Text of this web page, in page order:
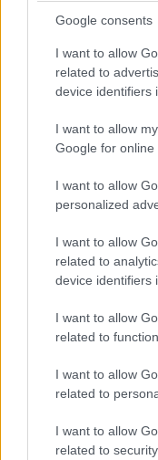
Google consents
I want to allow
related to
device identifiers
I want to allow
Google for online
I want to allow
personalized
I want to allow
related to
device identifiers
I want to allow
related to
I want to allow
related to
I want to allow
related to
publikálták az
A tanulmány része
Mező
Világszervezet
tudományosan
egészségügyi
közérdeklődésre
Krivova szerint a
nőstény
vizsgálják, hogy
utódaikra, ha
Diákok a
A diákoknak már
rugalmasságot is